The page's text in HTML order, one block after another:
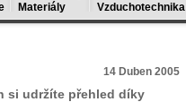
Materiály
Vzduchotechnika
14 Duben 2005
si udržíte přehled díky